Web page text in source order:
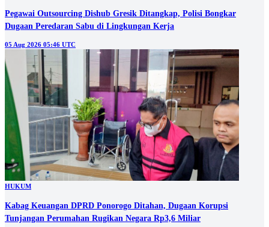
Pegawai Outsourcing Dishub Gresik Ditangkap, Polisi Bongkar
Dugaan Peredaran Sabu di Lingkungan Kerja
05 Aug 2026 05:46 UTC
HUKUM
Kabag Keuangan DPRD Ponorogo Ditahan, Dugaan Korupsi
Tunjangan Perumahan Rugikan Negara Rp3,6 Miliar